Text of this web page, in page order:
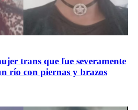
trans que fue severamente
río con piernas y brazos